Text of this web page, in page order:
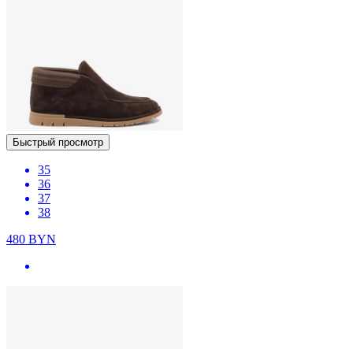
Быстрый просмотр
35
36
37
38
480 BYN